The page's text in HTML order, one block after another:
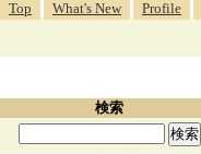
Top What's New Profile
検索